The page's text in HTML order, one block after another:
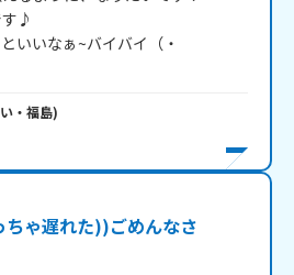
す♪
いいなぁ~バイバイ（・
・ 福島)
ちゃ遅れた))ごめんなさ